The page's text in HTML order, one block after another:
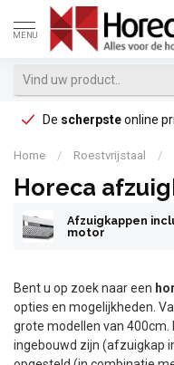
MENU
De scherpsteonline
Home / Roestvrijstaal /
Horeca
Afzuigkappen
motor
Bent u op zoek naar een
opties en mogelijkheden.
grote modellen van
ingebouwd zijn (afzuigkap